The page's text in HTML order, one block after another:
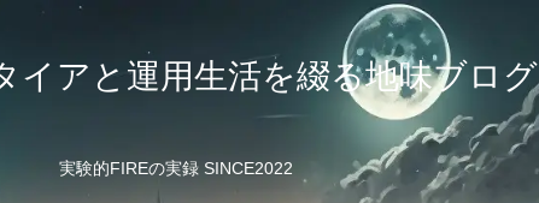
イアと運用生活を綴る地味ブログ
実験的FIREの実録 SINCE2022